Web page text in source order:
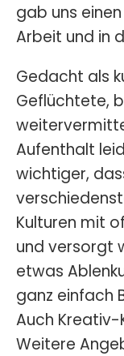
gab uns
Arbeit und in
Gedacht als
Geflüchtete,
Aufenthalt
wichtiger,
Kulturen mit
und versorgt
etwas
ganz einfach
Auch Kreativ-
Weitere